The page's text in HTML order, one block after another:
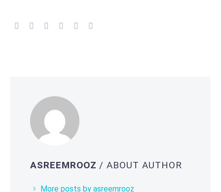
ASREEMROOZ / ABOUT AUTHOR
More posts by asreemrooz